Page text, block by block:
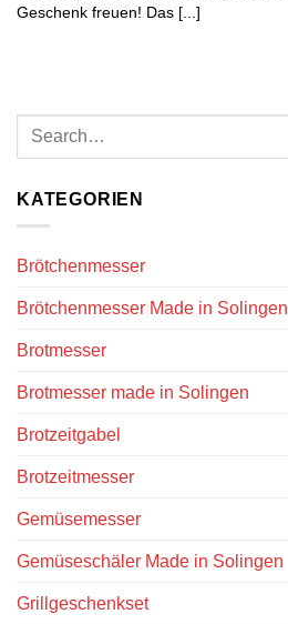
Geschenk freuen! Das [...]
KATEGORIEN
Brötchenmesser
Brötchenmesser Made in Solingen
Brotmesser
Brotmesser made in Solingen
Brotzeitgabel
Brotzeitmesser
Gemüsemesser
Gemüseschäler Made in Solingen
Grillgeschenkset